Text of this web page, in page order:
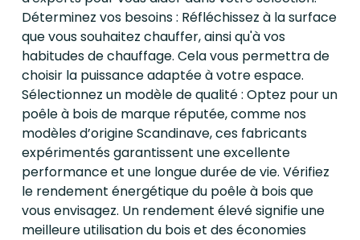
nos services experts.
Déterminez vos besoins : Réfléchissez à la surface
que vous souhaitez chauffer, ainsi qu'à vos
habitudes de chauffage. Cela vous permettra de
choisir la puissance adaptée à votre espace.
Sélectionnez un modèle de qualité : Optez pour un
poêle à bois de marque réputée, comme nos
modèles d’origine Scandinave, ces fabricants
expérimentés garantissent une excellente
performance et une longue durée de vie. Vérifiez
le rendement énergétique du poêle à bois que
vous envisagez. Un rendement élevé signifie une
meilleure utilisation du bois et des économies